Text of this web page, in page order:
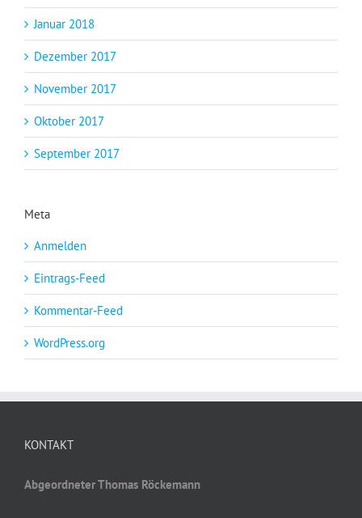
Januar 2018
Dezember 2017
November 2017
Oktober 2017
September 2017
Meta
Anmelden
Eintrags-Feed
Kommentar-Feed
WordPress.org
KONTAKT
Abgeordneter Thomas Röckemann